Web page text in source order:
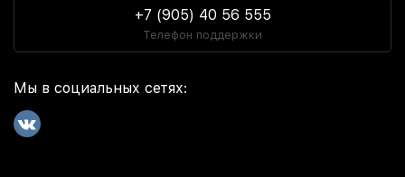
+7 (905) 40 56 555
Телефон поддержки
Мы в социальных сетях: